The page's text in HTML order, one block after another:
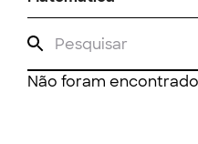
Não foram